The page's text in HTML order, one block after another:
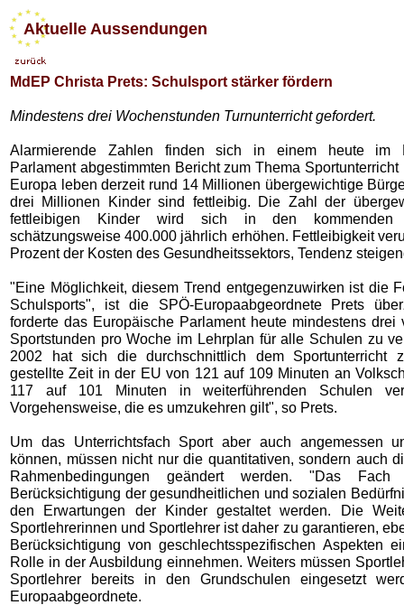
Aktuelle Aussendungen
MdEP Christa Prets: Schulsport stärker fördern
Mindestens drei Wochenstunden Turnunterricht gefordert.
Alarmierende Zahlen finden sich in einem heute im
Parlament abgestimmten Bericht zum Thema
Europa leben derzeit rund 14 Millionen übergewichtige
drei Millionen Kinder sind fettleibig. Die Zahl der
fettleibigen Kinder wird sich in den kommenden
schätzungsweise 400.000 jährlich erhöhen. Fettleibigkeit
Prozent der Kosten des Gesundheitssektors, Tendenz
"Eine Möglichkeit, diesem Trend entgegenzuwirken ist die
Schulsports", ist die SPÖ-Europaabgeordnete Prets
forderte das Europäische Parlament heute mindestens drei
Sportstunden pro Woche im Lehrplan für alle Schulen zu
2002 hat sich die durchschnittlich dem Sportunterricht
gestellte Zeit in der EU von 121 auf 109 Minuten an
117 auf 101 Minuten in weiterführenden Schulen
Vorgehensweise, die es umzukehren gilt", so Prets.
Um das Unterrichtsfach Sport aber auch angemessen
können, müssen nicht nur die quantitativen, sondern auch
Rahmenbedingungen geändert werden. "Das
Berücksichtigung der gesundheitlichen und sozialen
den Erwartungen der Kinder gestaltet werden. Die
Sportlehrerinnen und Sportlehrer ist daher zu garantieren,
Berücksichtigung von geschlechtsspezifischen Aspekten
Rolle in der Ausbildung einnehmen. Weiters müssen
Sportlehrer bereits in den Grundschulen eingesetzt
Europaabgeordnete.